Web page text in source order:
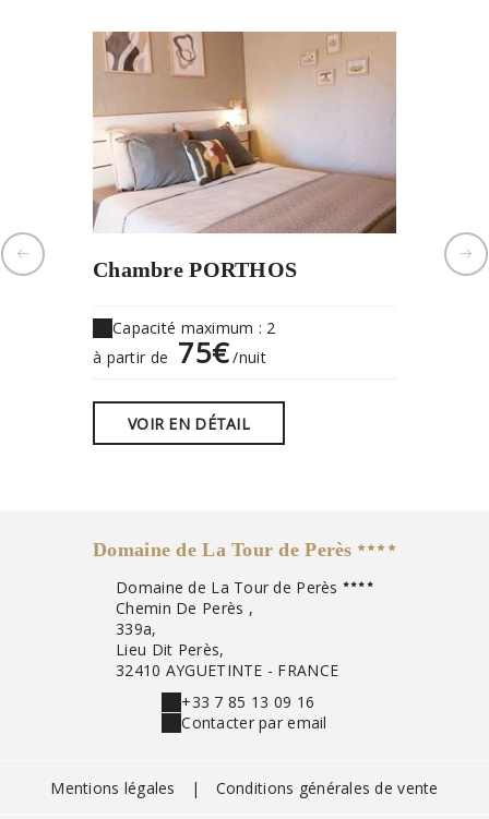
Chambre PORTHOS
Capacité maximum : 2
à partir de 75€/nuit
VOIR EN DÉTAIL
Domaine de La Tour de Perès
Domaine de La Tour de Perès
Chemin De Perès ,
339a,
Lieu Dit Perès,
32410 AYGUETINTE - FRANCE
+33 7 85 13 09 16
Contacter par email
Mentions légales | Conditions générales de vente